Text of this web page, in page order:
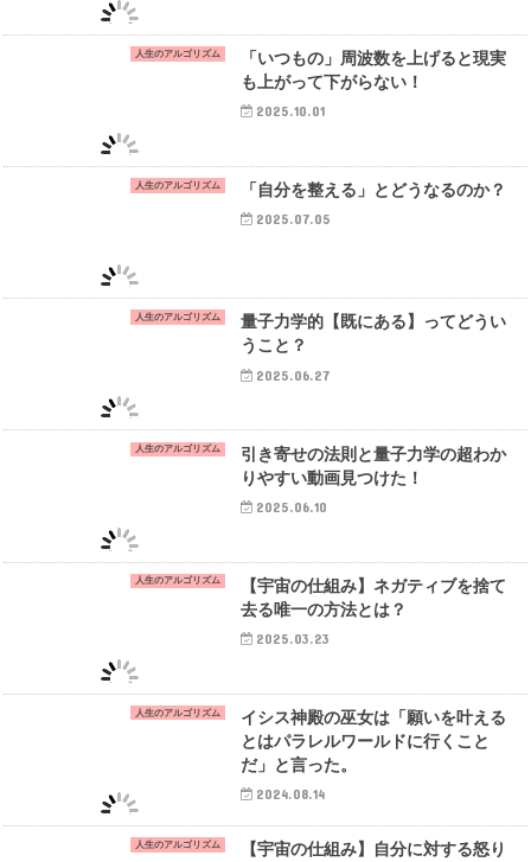
人生のアルゴリズム
「いつもの」周波数を上げると現実
も上がって下がらない！
2025.10.01
人生のアルゴリズム 「自分を整える」とどうなるのか？
2025.07.05
人生のアルゴリズム
量子力学的【既にある】ってどうい
うこと？
2025.06.27
人生のアルゴリズム
引き寄せの法則と量子力学の超わか
りやすい動画見つけた！
2025.06.10
人生のアルゴリズム
【宇宙の仕組み】ネガティブを捨て
去る唯一の方法とは？
2025.03.23
人生のアルゴリズム
イシス神殿の巫女は「願いを叶える
とはパラレルワールドに行くこと
だ」と言った。
2024.08.14
人生のアルゴリズム
【宇宙の仕組み】自分に対する怒り